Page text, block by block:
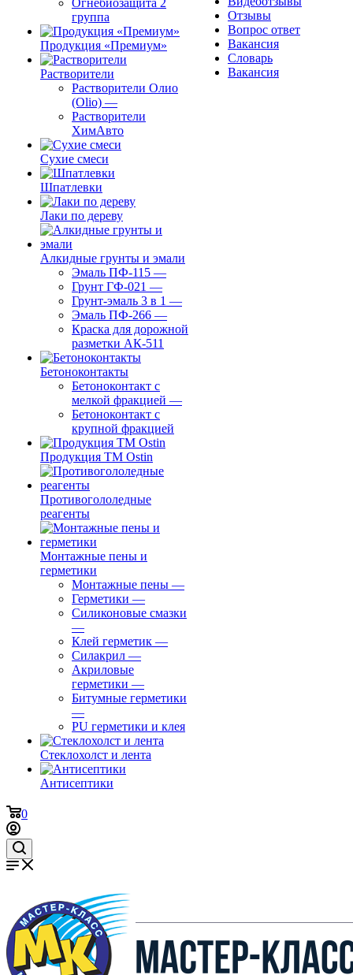
Огнебиозащита 2
группа
Продукция «Премиум»
Растворители
Растворители Олио
(Olio) —
Растворители
ХимАвто
Сухие смеси
Шпатлевки
Лаки по дереву
Алкидные грунты и эмали
Эмаль ПФ-115 —
Грунт ГФ-021 —
Грунт-эмаль 3 в 1 —
Эмаль ПФ-266 —
Краска для дорожной
разметки АК-511
Бетоноконтакты
Бетоноконтакт с
мелкой фракцией —
Бетоноконтакт с
крупной фракцией
Продукция ТМ Ostin
Противогололедные
реагенты
Монтажные пены и
герметики
Монтажные пены —
Герметики —
Силиконовые смазки
—
Клей герметик —
Силакрил —
Акриловые
герметики —
Битумные герметики
—
PU герметики и клея
Стеклохолст и лента
Антисептики
Отзывы
Вопрос ответ
Вакансия
Словарь
Вакансия
0